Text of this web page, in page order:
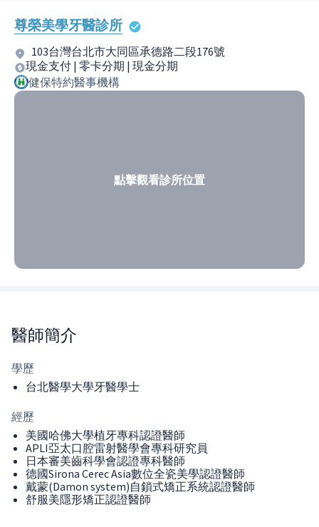
尊榮美學牙醫診所
103台灣台北市大同區承德路二段176號
現金支付 | 零卡分期 | 現金分期
健保特約醫事機構
點擊觀看診所位置
醫師簡介
學歷
台北醫學大學牙醫學士
經歷
美國哈佛大學植牙專科認證醫師
APLI亞太口腔雷射醫學會專科研究員
日本審美齒科學會認證專科醫師
德國Sirona Cerec Asia數位全瓷美學認證醫師
戴蒙(Damon system)自鎖式矯正系統認證醫師
舒服美隱形矯正認證醫師